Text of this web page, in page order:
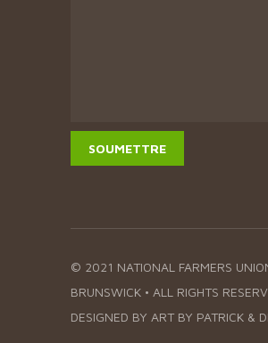
© 2021 NATIONAL FARMERS
BRUNSWICK • ALL RIGHTS
DESIGNED BY ART BY PATRICK &